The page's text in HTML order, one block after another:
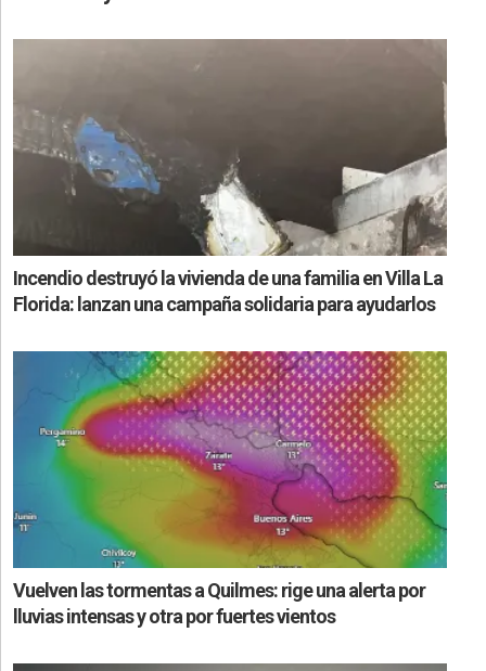
Incendio destruyó la vivienda de una familia en Villa La
Florida: lanzan una campaña solidaria para ayudarlos
Vuelven las tormentas a Quilmes: rige una alerta por
lluvias intensas y otra por fuertes vientos